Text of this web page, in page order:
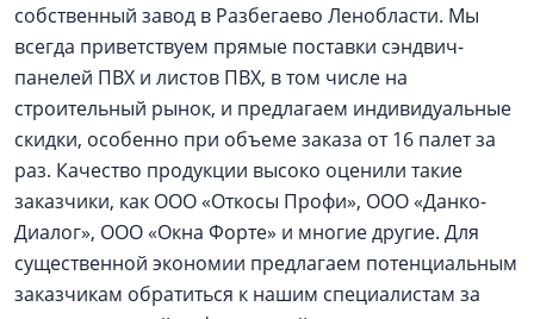
собственный завод в Разбегаево Ленобласти. Мы
всегда приветствуем прямые поставки сэндвич-
панелей ПВХ и листов ПВХ, в том числе на
строительный рынок, и предлагаем индивидуальные
скидки, особенно при объеме заказа от 16 палет за
раз. Качество продукции высоко оценили такие
заказчики, как ООО «Откосы Профи», ООО «Данко-
Диалог», ООО «Окна Форте» и многие другие. Для
существенной экономии предлагаем потенциальным
заказчикам обратиться к нашим специалистам за